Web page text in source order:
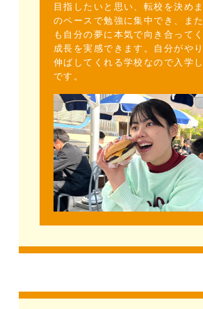
目指したいと思い、転校を決め
のペースで勉強に集中でき、ま
も自分の夢に本気で向き合って
成長を実感できます。自分がや
伸ばしてくれる学校なので入学
です。